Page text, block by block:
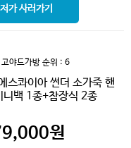
가 사러가기
야드가방순위 : 6
스콰이아 썬더 소가죽 핸
백 1종+참장식 2종
원